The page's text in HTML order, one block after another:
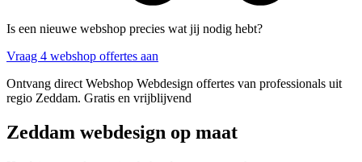
Is een nieuwe webshop precies wat jij nodig hebt?
Vraag 4 webshop offertes aan
Ontvang direct Webshop Webdesign offertes van professionals uit
regio Zeddam. Gratis en vrijblijvend
Zeddam webdesign op maat